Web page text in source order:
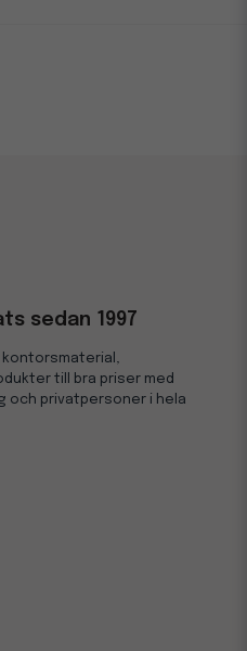
sedan 1997
kontorsmaterial,
till bra priser med
och privatpersoner i hela